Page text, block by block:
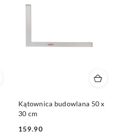
Kątownica budowlana 50 x
30 cm
159.90